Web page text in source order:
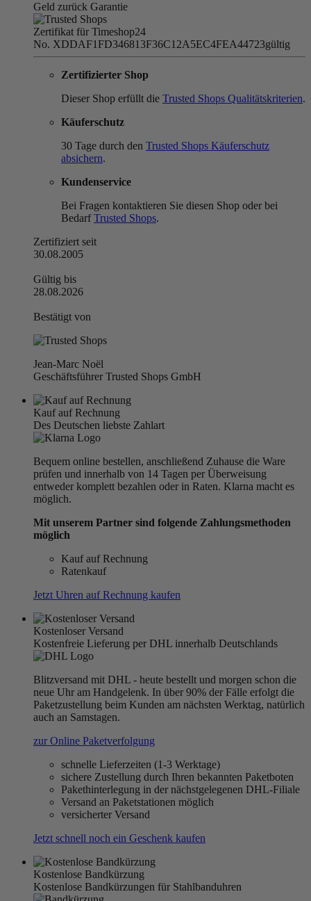
Geld zurück Garantie
Zertifikat für Timeshop24
No. XDDAF1FD346813F36C12A5EC4FEA44723gültig
Zertifizierter Shop
Dieser Shop erfüllt die Trusted Shops Qualitätskriterien.
Käuferschutz
30 Tage durch den Trusted Shops Käuferschutz
absichern.
Kundenservice
Bei Fragen kontaktieren Sie diesen Shop oder bei
BedarfTrusted Shops.
Zertifiziert seit
30.08.2005
Gültig bis
28.08.2026
Bestätigt von
Jean-Marc Noël
Geschäftsführer Trusted Shops GmbH
Kauf auf Rechnung
Des Deutschen liebste Zahlart
Bequem online bestellen, anschließend Zuhause die Ware
prüfen und innerhalb von 14 Tagen per Überweisung
entweder komplett bezahlen oder in Raten. Klarna macht es
möglich.
Mit unserem Partner sind folgende Zahlungsmethoden
möglich
Kauf auf Rechnung
Ratenkauf
Jetzt Uhren auf Rechnung kaufen
Kostenloser Versand
Kostenfreie Lieferung per DHL innerhalb Deutschlands
Blitzversand mit DHL - heute bestellt und morgen schon die
neue Uhr am Handgelenk. In über 90% der Fälle erfolgt die
Paketzustellung beim Kunden am nächsten Werktag, natürlich
auch an Samstagen.
zur Online Paketverfolgung
schnelle Lieferzeiten (1-3 Werktage)
sichere Zustellung durch Ihren bekannten Paketboten
Pakethinterlegung in der nächstgelegenen DHL-Filiale
Versand an Paketstationen möglich
versicherter Versand
Jetzt schnell noch ein Geschenk kaufen
Kostenlose Bandkürzung
Kostenlose Bandkürzungen für Stahlbanduhren